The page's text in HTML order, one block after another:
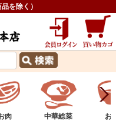
を除く）
グルメ
肉 中華総菜 お